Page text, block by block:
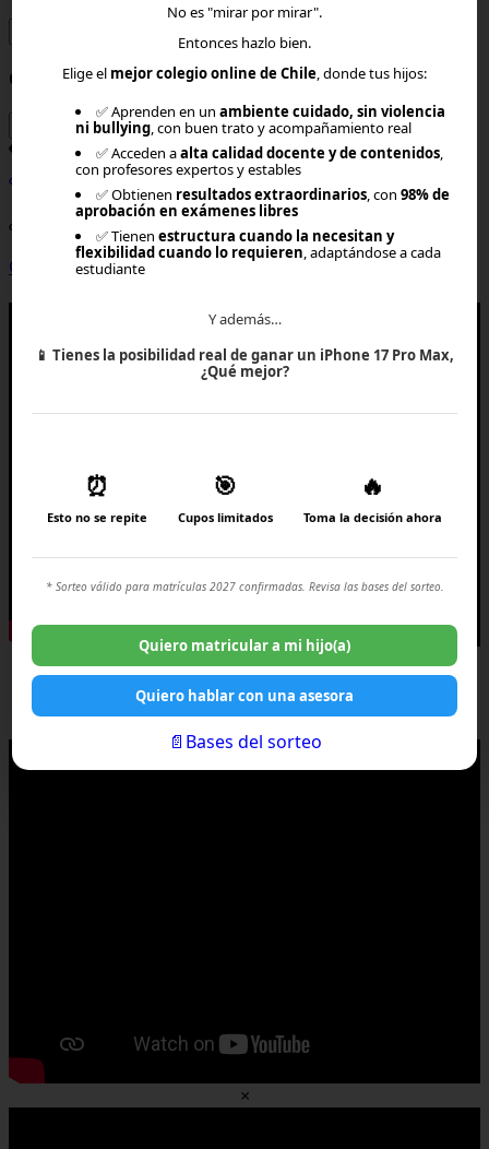
Contraseña
¿Olvidaste tu contraseña? Ingresar
¿Aún no tienes cuenta?
Crear una cuenta
×
No es "mirar por mirar".
Entonces hazlo bien.
Elige el mejor colegio online de Chile, donde tus hijos:
✅ Aprenden en unambiente cuidado, sin violencia
ni bullying, con buen trato y acompañamiento real
✅ Acceden aalta calidad docente y de contenidos,
con profesores expertos y estables
✅ Obtienen resultados extraordinarios, con98% de
aprobación en exámenes libres
✅ Tienenestructura cuando la necesitan y
flexibilidad cuando lo requieren, adaptándose a cada
estudiante
Y además…
📱 Tienes la posibilidad real de ganar un iPhone 17 Pro Max,
¿Qué mejor?
⏰
Esto no se repite
🎯
Cupos limitados
🔥
Toma la decisión ahora
* Sorteo válido para matrículas 2027 confirmadas. Revisa las bases del sorteo.
Quiero matricular a mi hijo(a)
Quiero hablar con una asesora
📄Bases del sorteo